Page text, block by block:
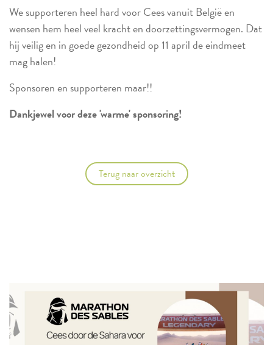
We supporteren heel hard voor Cees vanuit België en
wensen hem heel veel kracht en doorzettingsvermogen. Dat
hij veilig en in goede gezondheid op 11 april de eindmeet
mag halen!
Sponsoren en supporteren maar!!
Dankjewel voor deze 'warme' sponsoring!
Terug naar overzicht